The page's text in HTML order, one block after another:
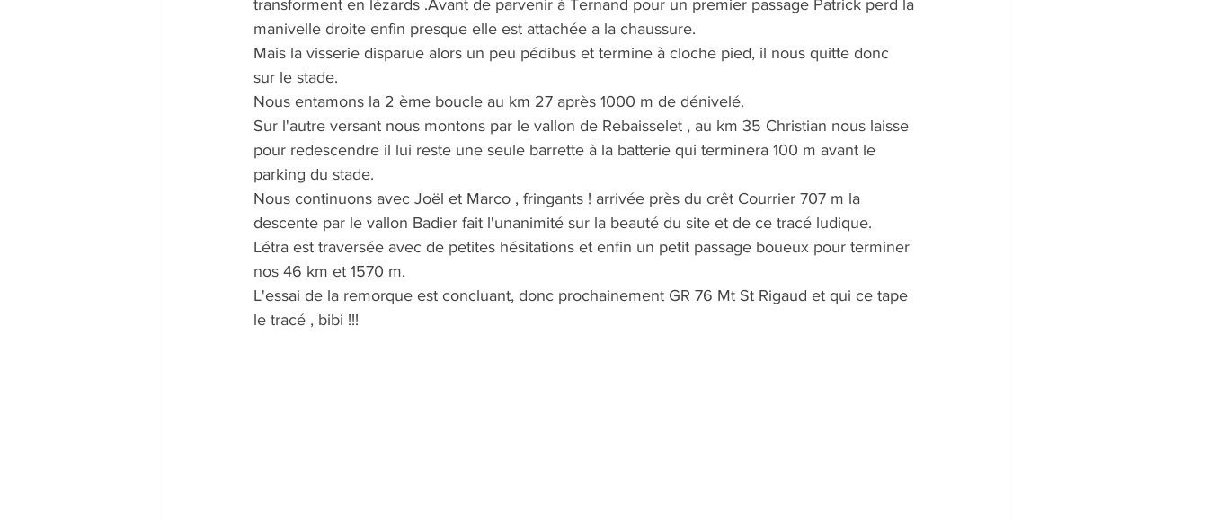
transforment en lézards .Avant de parvenir à Ternand pour un premier passage Patrick perd la
manivelle droite enfin presque elle est attachée a la chaussure.
Mais la visserie disparue alors un peu pédibus et termine à cloche pied, il nous quitte donc
sur le stade.
Nous entamons la 2 ème boucle au km 27 après 1000 m de dénivelé.
Sur l'autre versant nous montons par le vallon de Rebaisselet , au km 35 Christian nous laisse
pour redescendre il lui reste une seule barrette à la batterie qui terminera 100 m avant le
parking du stade.
Nous continuons avec Joël et Marco , fringants ! arrivée près du crêt Courrier 707 m la
descente par le vallon Badier fait l'unanimité sur la beauté du site et de ce tracé ludique.
Létra est traversée avec de petites hésitations et enfin un petit passage boueux pour terminer
nos 46 km et 1570 m.
L'essai de la remorque est concluant, donc prochainement GR 76 Mt St Rigaud et qui ce tape
le tracé , bibi !!!